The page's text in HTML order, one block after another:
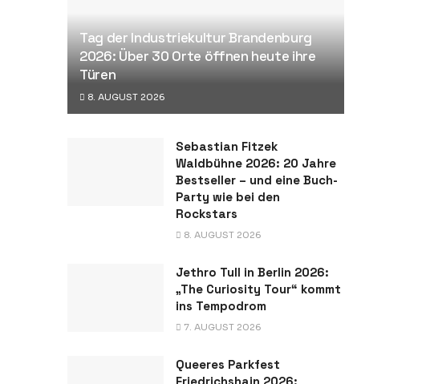
Tag der Industriekultur Brandenburg
2026: Über 30 Orte öffnen heute ihre
Türen
8. AUGUST 2026
Sebastian Fitzek
Waldbühne 2026: 20 Jahre
Bestseller – und eine Buch-
Party wie bei den
Rockstars
8. AUGUST 2026
Jethro Tull in Berlin 2026:
„The Curiosity Tour“ kommt
ins Tempodrom
7. AUGUST 2026
Queeres Parkfest
Friedrichshain 2026: